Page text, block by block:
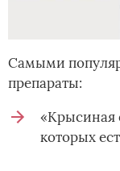
Самыми
препараты:
«Крысиная
которых